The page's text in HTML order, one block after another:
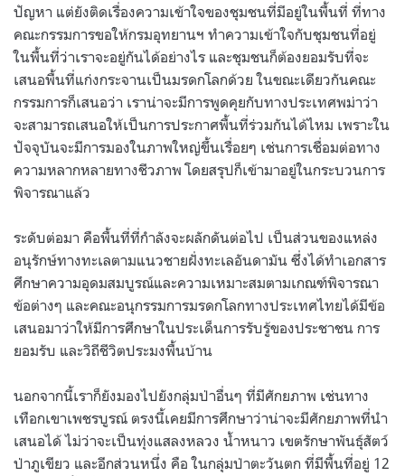
ปัญหา แต่ยังติดเรื่องความเข้าใจของชุมชนที่มีอยู่ในพื้นที่ ที่ทาง
คณะกรรมการขอให้กรมอุทยานฯ ทำความเข้าใจกับชุมชนที่อยู่
ในพื้นที่ว่าเราจะอยู่กันได้อย่างไร และชุมชนก็ต้องยอมรับที่จะ
เสนอพื้นที่แก่งกระจานเป็นมรดกโลกด้วย ในขณะเดียวกันคณะ
กรรมการก็เสนอว่า เราน่าจะมีการพูดคุยกับทางประเทศพม่าว่า
จะสามารถเสนอให้เป็นการประกาศพื้นที่ร่วมกันได้ไหม เพราะใน
ปัจจุบันจะมีการมองในภาพใหญ่ขึ้นเรื่อยๆ เช่นการเชื่อมต่อทาง
ความหลากหลายทางชีวภาพ โดยสรุปก็เข้ามาอยู่ในกระบวนการ
พิจารณาแล้ว
ระดับต่อมา คือพื้นที่ที่กำลังจะผลักดันต่อไป เป็นส่วนของแหล่ง
อนุรักษ์ทางทะเลตามแนวชายฝั่งทะเลอันดามัน ซึ่งได้ทำเอกสาร
ศึกษาความอุดมสมบูรณ์และความเหมาะสมตามเกณฑ์พิจารณา
ข้อต่างๆ และคณะอนุกรรมการมรดกโลกทางประเทศไทยได้มีข้อ
เสนอมาว่าให้มีการศึกษาในประเด็นการรับรู้ของประชาชน การ
ยอมรับ และวิถีชีวิตประมงพื้นบ้าน
นอกจากนี้เราก็ยังมองไปยังกลุ่มป่าอื่นๆ ที่มีศักยภาพ เช่นทาง
เทือกเขาเพชรบูรณ์ ตรงนี้เคยมีการศึกษาว่าน่าจะมีศักยภาพที่นำ
เสนอได้ ไม่ว่าจะเป็นทุ่งแสลงหลวง น้ำหนาว เขตรักษาพันธุ์สัตว์
ป่าภูเขียว และอีกส่วนหนึ่ง คือ ในกลุ่มป่าตะวันตก ที่มีพื้นที่อยู่ 12